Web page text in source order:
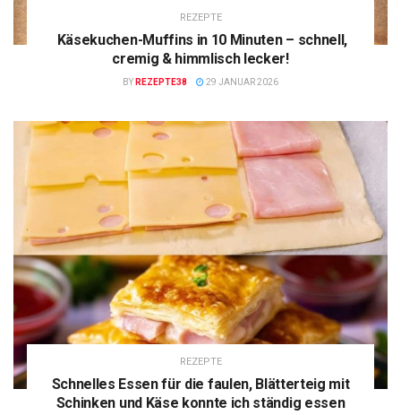
REZEPTE
Käsekuchen-Muffins in 10 Minuten – schnell,
cremig & himmlisch lecker!
BY REZEPTE38 29 JANUAR 2026
REZEPTE
Schnelles Essen für die faulen, Blätterteig mit
Schinken und Käse konnte ich ständig essen